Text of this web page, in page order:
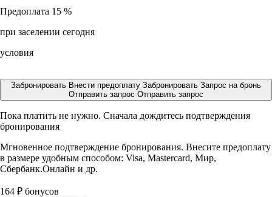
Предоплата 15 %
при заселении сегодня
условия
Забронировать Внести предоплату Забронировать Запрос на бронь
Отправить запрос Отправить запрос
Пока платить не нужно. Сначала дождитесь подтверждения
бронирования
Мгновенное подтверждение бронирования. Внесите предоплату
в размере удобным способом: Visa, Mastercard, Мир,
Сбербанк.Онлайн и др.
164 ₽ бонусов